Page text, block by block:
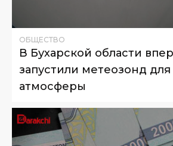
ОБЩЕСТВО
В Бухарской области
запустили метеозонд
атмосферы